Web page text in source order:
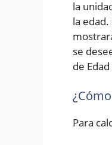
la
la
se
de
Para